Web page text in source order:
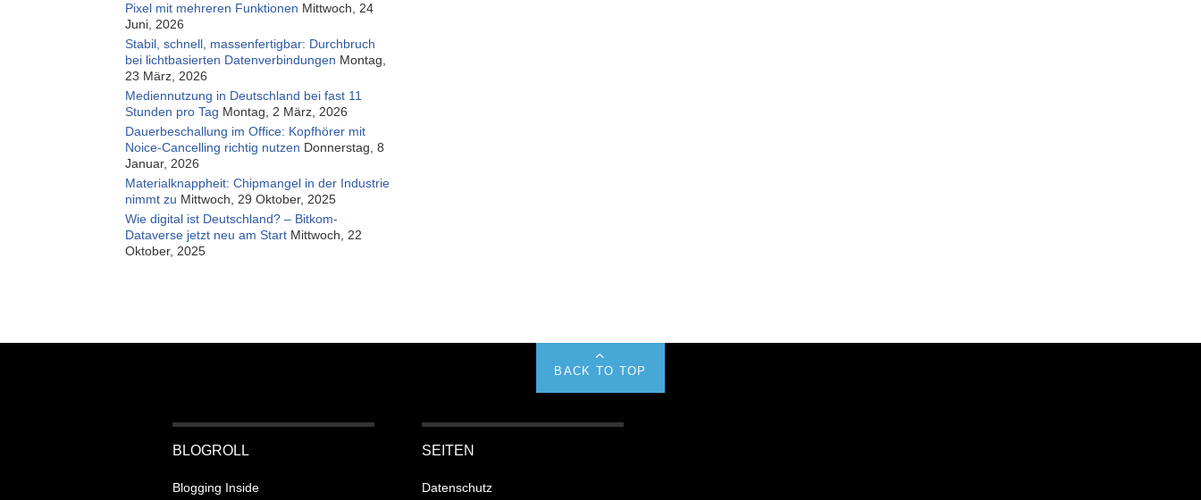
Pixel mit mehreren Funktionen Mittwoch, 24
Juni, 2026
Stabil, schnell, massenfertigbar: Durchbruch
bei lichtbasierten Datenverbindungen Montag,
23 März, 2026
Mediennutzung in Deutschland bei fast 11
Stunden pro Tag Montag, 2 März, 2026
Dauerbeschallung im Office: Kopfhörer mit
Noice-Cancelling richtig nutzen Donnerstag, 8
Januar, 2026
Materialknappheit: Chipmangel in der Industrie
nimmt zu Mittwoch, 29 Oktober, 2025
Wie digital ist Deutschland? – Bitkom-
Dataverse jetzt neu am Start Mittwoch, 22
Oktober, 2025
BACK TO TOP
BLOGROLL
Blogging Inside
SEITEN
Datenschutz